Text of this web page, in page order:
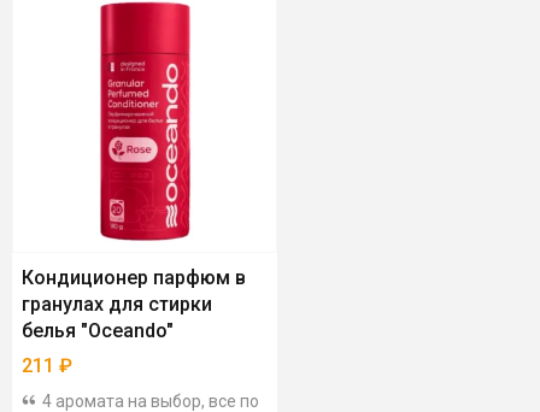
Кондиционер парфюм в
гранулах для стирки
белья "Oceando"
211 ₽
4 аромата на выбор, все по